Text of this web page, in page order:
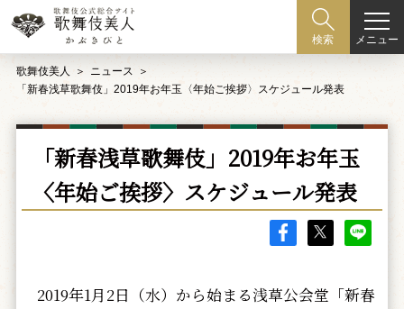
検索 メニュー
歌舞伎美人
ニュース
「新春浅草歌舞伎」2019年お年玉〈年始ご挨拶〉スケジュール発表
「新春浅草歌舞伎」2019年お年玉
〈年始ご挨拶〉スケジュール発表
2019年1月2日（水）から始まる浅草公会堂「新春